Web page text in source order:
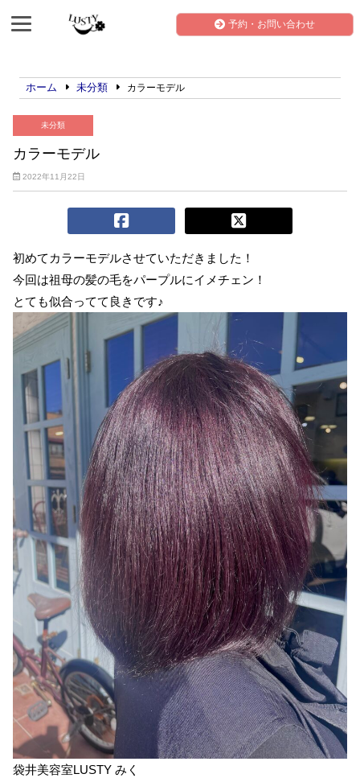
予約・お問い合わせ
ホーム 未分類 カラーモデル
未分類
カラーモデル
2022年11月22日
初めてカラーモデルさせていただきました！
今回は祖母の髪の毛をパープルにイメチェン！
とても似合ってて良きです♪
袋井美容室LUSTY みく